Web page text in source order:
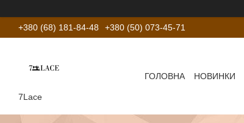
+380 (68) 181-84-48 +380 (50) 073-45-71
7Lace
ГОЛОВНА НОВИНКИ